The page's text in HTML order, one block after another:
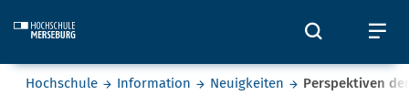
Öffnet
Sie befinden sich hier:
Hochschule Information Neuigkeiten Perspektiven